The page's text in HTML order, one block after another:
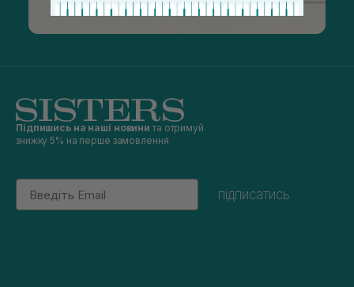
Підпишись на наші новини та отримуй
знижку 5% на перше замовлення
Email
підписатись